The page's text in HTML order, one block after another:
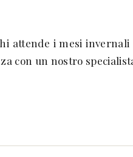
attende i mesi
con un nostro